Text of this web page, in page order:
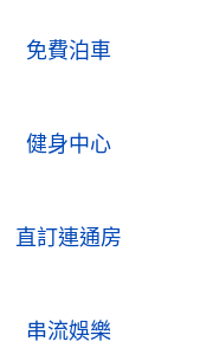
免費泊車
健身中心
直訂連通房
串流娛樂